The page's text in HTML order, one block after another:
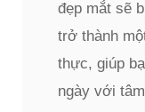
đẹp mắt sẽ
trở thành
thực, giúp
ngày với